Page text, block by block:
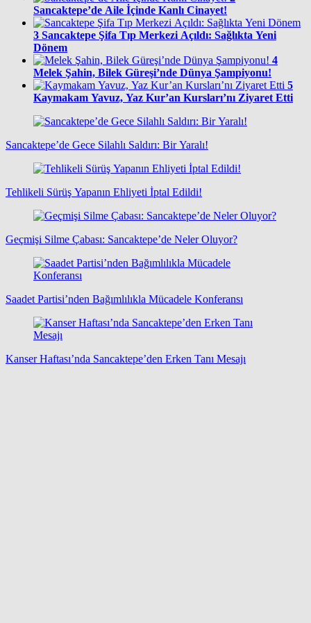
Sancaktepe’de Aile İçinde Kanlı Cinayet!
3 Sancaktepe Şifa Tıp Merkezi Açıldı: Sağlıkta Yeni
Dönem
4
Melek Şahin, Bilek Güreşi’nde Dünya Şampiyonu!
5
Kaymakam Yavuz, Yaz Kur’an Kursları’nı Ziyaret Etti
Sancaktepe’de Gece Silahlı Saldırı: Bir Yaralı!
Tehlikeli Sürüş Yapanın Ehliyeti İptal Edildi!
Geçmişi Silme Çabası: Sancaktepe’de Neler Oluyor?
Saadet Partisi’nden Bağımlılıkla Mücadele Konferansı
Kanser Haftası’nda Sancaktepe’den Erken Tanı Mesajı